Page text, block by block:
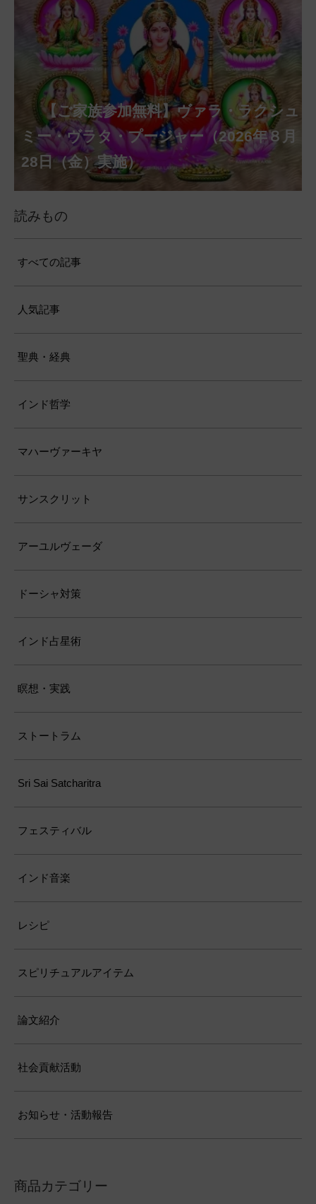
【ご家族参加無料】アーディ・アマー
ヴァシャー・プージャー（2026年８月12
日（水）実施）
【ご家族参加無料】ラクシュミー・ク
ベーラ・マンスリー・プージャー（2026
年８月12日（水）実施）
【ご家族参加無料】ナーガ・パンチャ
ミー・プージャー（2026年８月17日
（月）実施）
【ご家族参加無料】ヴァラ・ラクシュ
ミー・ヴラタ・プージャー（2026年８月
28日（金）実施）
【ご家族参加無料】サンカタハラ・チ
ャトゥルティー・プージャー（2026年８
月31日（月）実施）
【ご家族参加無料】クリシュナ・ジャヤ
ンティー・プージャー（2026年９月４日
（金）実施）
【ご家族参加無料】ガネーシャ・チャ
トゥルティー・プージャー（2026年９月
14日（月）実施）
【ご家族参加無料】マハーラクシュミ
ー・ヴラタ・プージャー（2026年９月19
日（土）実施）
第220回グループ・ホーマ（ナーガ・
パンチャミー、2026年８月17日（月）実
施）
第221回グループ・ホーマ（ガーヤト
リー・ジャヤンティー、2026年８月28日
（金）実施）
アンナダーナ・プロジェクト（食事の奉
仕）
ポストコロナ福祉活動支援募金
読みもの
すべての記事
人気記事
聖典・経典
インド哲学
マハーヴァーキヤ
サンスクリット
アーユルヴェーダ
ドーシャ対策
インド占星術
瞑想・実践
ストートラム
Sri Sai Satcharitra
フェスティバル
インド音楽
レシピ
スピリチュアルアイテム
論文紹介
社会貢献活動
お知らせ・活動報告
商品カテゴリー